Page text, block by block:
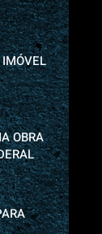
OBRA